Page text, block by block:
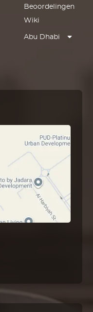
Beoordelingen
Wiki
Abu Dhabi